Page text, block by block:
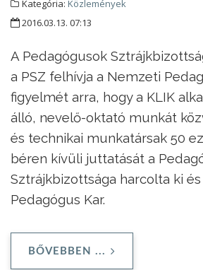
Kategória: Közlemények
2016.03.13. 07:13
A Pedagógusok
a PSZ felhívja a Nemzeti
figyelmét arra, hogy a KLIK
álló, nevelő-oktató munkát
és technikai munkatársak 50
béren kívüli juttatását a
Sztrájkbizottsága harcolta ki
Pedagógus Kar.
BŐVEBBEN ...